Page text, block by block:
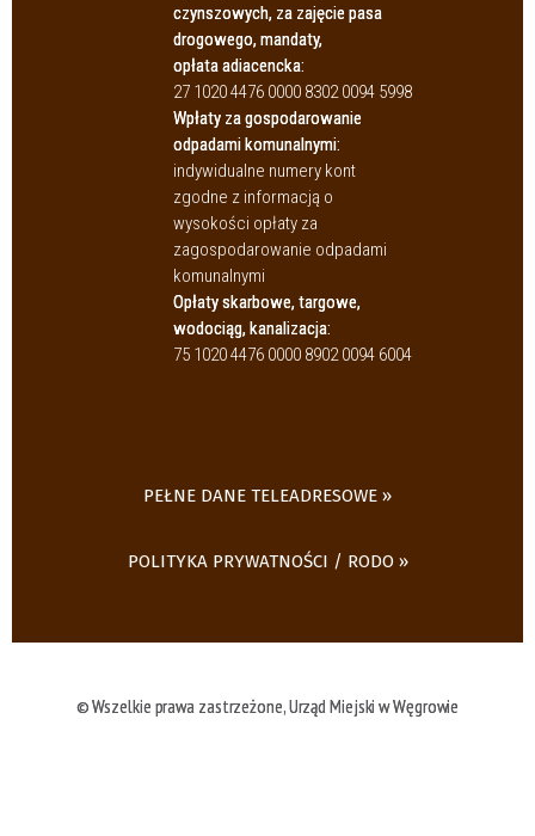
czynszowych, za zajęcie pasa
drogowego, mandaty,
opłata adiacencka:
27 1020 4476 0000 8302 0094 5998
Wpłaty za gospodarowanie
odpadami komunalnymi:
indywidualne numery kont
zgodne z informacją o
wysokości opłaty za
zagospodarowanie odpadami
komunalnymi
Opłaty skarbowe, targowe,
wodociąg, kanalizacja:
75 1020 4476 0000 8902 0094 6004
PEŁNE DANE TELEADRESOWE
POLITYKA PRYWATNOŚCI / RODO
© Wszelkie prawa zastrzeżone, Urząd Miejski w Węgrowie